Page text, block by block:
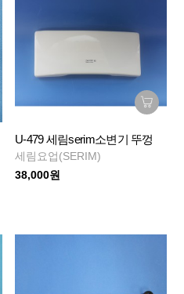
U-479 세림serim소변기 뚜껑
세림요업(SERIM)
38,000원